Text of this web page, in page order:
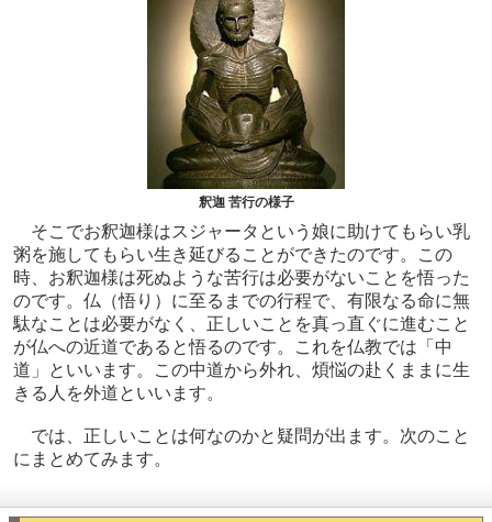
釈迦 苦行の様子
そこでお釈迦様はスジャータという娘に助けてもらい乳
粥を施してもらい生き延びることができたのです。この
時、お釈迦様は死ぬような苦行は必要がないことを悟った
のです。仏（悟り）に至るまでの行程で、有限なる命に無
駄なことは必要がなく、正しいことを真っ直ぐに進むこと
が仏への近道であると悟るのです。これを仏教では「中
道」といいます。この中道から外れ、煩悩の赴くままに生
きる人を外道といいます。
では、正しいことは何なのかと疑問が出ます。次のこと
にまとめてみます。